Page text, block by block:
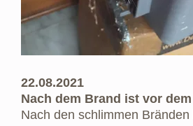
22.08.2021
Nach dem Brand ist vor
Nach den schlimmen